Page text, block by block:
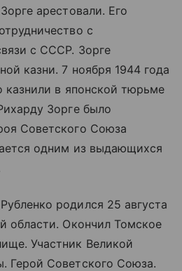
арестовали. Его
с
с СССР. Зорге
казни. 7 ноября 1944 года
казнили в японской тюрьме
Зорге было
Советского Союза
одним из выдающихся
родился 25 августа
области. Окончил Томское
Участник Великой
Герой Советского Союза.